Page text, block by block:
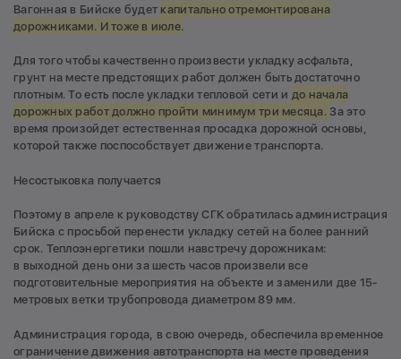
Вагонная в Бийске будет капитально отремонтирована
дорожниками. И тоже в июле.
Для того чтобы качественно произвести укладку асфальта,
грунт на месте предстоящих работ должен быть достаточно
плотным. То есть после укладки тепловой сети и до начала
дорожных работ должно пройти минимум три месяца. За это
время произойдет естественная просадка дорожной основы,
которой также поспособствует движение транспорта.
Несостыковка получается
Поэтому в апреле к руководству СГК обратилась администрация
Бийска с просьбой перенести укладку сетей на более ранний
срок. Теплоэнергетики пошли навстречу дорожникам:
в выходной день они за шесть часов произвели все
подготовительные мероприятия на объекте и заменили две 15-
метровых ветки трубопровода диаметром 89 мм.
Администрация города, в свою очередь, обеспечила временное
ограничение движения автотранспорта на месте проведения